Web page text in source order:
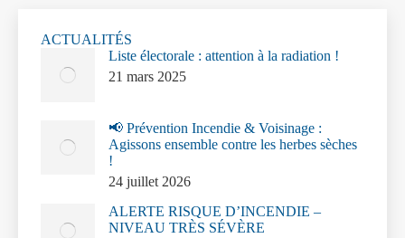
ACTUALITÉS
Liste électorale : attention à la radiation !
21 mars 2025
📢 Prévention Incendie & Voisinage :
Agissons ensemble contre les herbes sèches
!
24 juillet 2026
ALERTE RISQUE D’INCENDIE –
NIVEAU TRÈS SÉVÈRE